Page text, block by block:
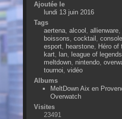
Ajoutée le
lundi 13 juin 2016
Tags
aertena, alcool , allienware,
boissons, cocktail , console
esport, hearstone, Héro of
kart, lan, league of legends
meltdown, nintendo,
tournoi, vidéo
Albums
MeltDown Aix en
Overwatch
Visites
23491